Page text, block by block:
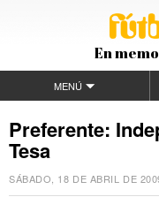
En
MENÚ
Preferente:
Tesa
SÁBADO, 18 DE ABRIL DE